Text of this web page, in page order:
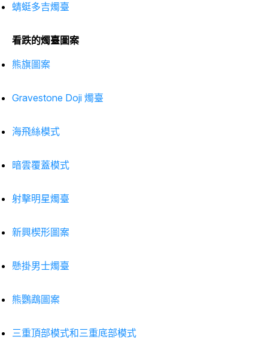
蜻蜓多吉燭臺
看跌的燭臺圖案
熊旗圖案
Gravestone Doji 燭臺
海飛絲模式
暗雲覆蓋模式
射擊明星燭臺
新興楔形圖案
懸掛男士燭臺
熊鸚鵡圖案
三重頂部模式和三重底部模式